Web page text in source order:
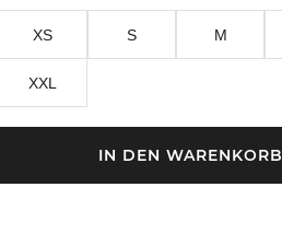
XS S M
XXL
IN DEN WARENKORB